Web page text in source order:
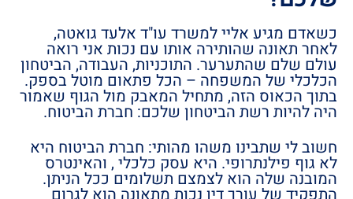
כשאדם מגיע אליי למשרד עו"ד אלעד גואטה,
לאחר תאונה שהותירה אותו עם נכות אני רואה
עולם שלם שהתערער. התוכניות, העבודה, הביטחון
הכלכלי של המשפחה – הכל פתאום מוטל בספק.
בתוך הכאוס הזה, מתחיל המאבק מול הגוף שאמור
היה להיות רשת הביטחון שלכם: חברת הביטוח.
חשוב לי שתבינו משהו מהותי: חברת הביטוח היא
לא גוף פילנתרופי. היא עסק כלכלי , והאינטרס
המובנה שלה הוא לצמצם תשלומים ככל הניתן.